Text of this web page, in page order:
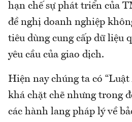
hạn chế sự phát triển của
đề nghị doanh nghiệp
tiêu dùng cung cấp dữ liệu
yêu cầu của giao dịch.
Hiện nay chúng ta có
khá chặt chẽ nhưng trong
các hành lang pháp lý về